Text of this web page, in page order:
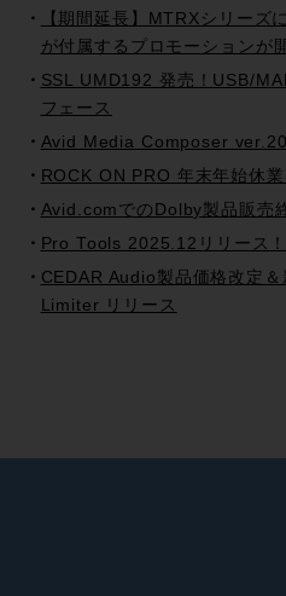
【期間延長】MTRXシリー
が付属するプロモーションが
SSL UMD192 発売！USB/
フェース
Avid Media Composer
ROCK ON PRO 年末年始休
Avid.comでのDolby製品販売
Pro Tools 2025.12リリース
CEDAR Audio製品価格改定
Limiter リリース